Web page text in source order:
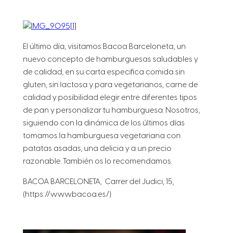
El último día, visitamos Bacoa Barceloneta, un
nuevo concepto de hamburguesas saludables y
de calidad, en su carta especifica comida sin
gluten, sin lactosa y para vegetarianos, carne de
calidad y posibilidad elegir entre diferentes tipos
de pan y personalizar tu hamburguesa. Nosotros,
siguiendo con la dinámica de los últimos días
tomamos la hamburguesa vegetariana con
patatas asadas, una delicia y a un precio
razonable. También os lo recomendamos.
BACOA BARCELONETA, Carrer del Judici, 15,
(https://www.bacoa.es/)